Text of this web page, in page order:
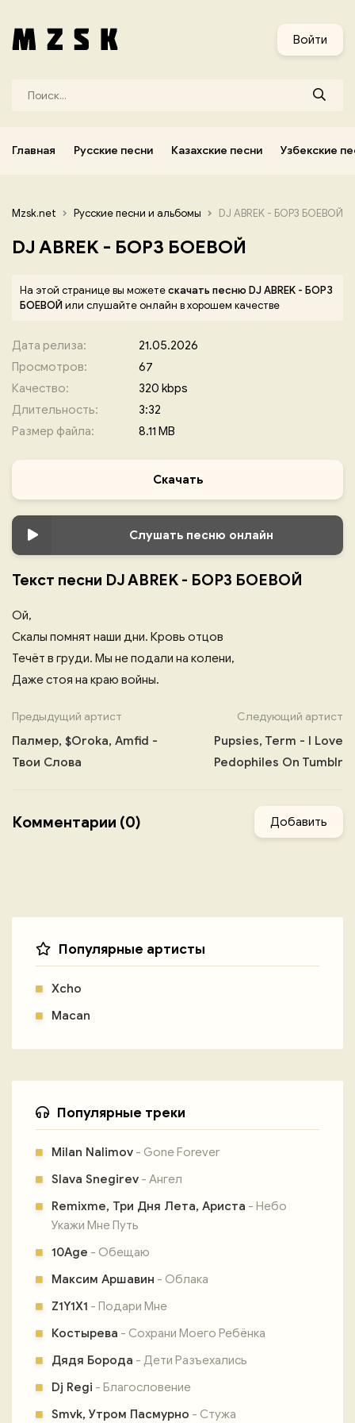
Войти
Главная Русские песни Казахские песни Узбекские
Mzsk.net Русские песни и альбомы DJ ABREK - БОРЗ БОЕВОЙ
DJ ABREK - БОРЗ БОЕВОЙ
На этой странице вы можетескачать песню DJ ABREK - БОРЗ
БОЕВОЙили слушайте онлайн в хорошем качестве
Дата релиза:
21.05.2026
Просмотров:
67
Качество:
320 kbps
Длительность:
3:32
Размер файла:
8.11 MB
Скачать
Слушать песню онлайн
Текст песни DJ ABREK - БОРЗ БОЕВОЙ
Ой,
Скалы помнят наши дни. Кровь отцов
Течёт в груди. Мы не подали на колени,
Даже стоя на краю войны.
Предыдущий артист
Палмер, $Oroka, Amfid -
Твои Слова
Следующий артист
Pupsies, Term - I Love
Pedophiles On Tumblr
Комментарии (0) Добавить
Популярные артисты
Xcho
Macan
Популярные треки
Milan Nalimov - Gone Forever
Slava Snegirev - Ангел
Remixme, Три Дня Лета, Ариста - Небо
Укажи Мне Путь
10Age - Обещаю
Максим Аршавин - Облака
Z1Y1X1 - Подари Мне
Костырева - Сохрани Моего Ребёнка
Дядя Борода - Дети Разъехались
Dj Regi - Благословение
Smvk, Утром Пасмурно - Стужа
Узбекские песни Корейские песни